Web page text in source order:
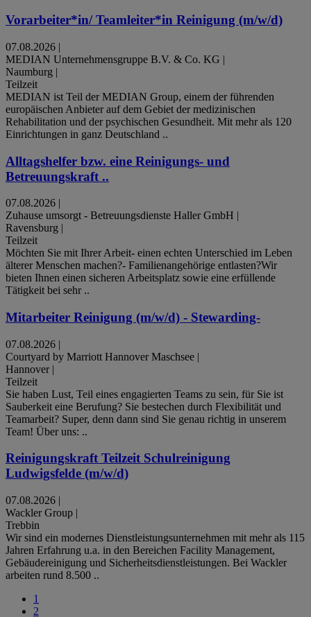
Vorarbeiter*in/ Teamleiter*in Reinigung (m/w/d)
07.08.2026 |
MEDIAN Unternehmensgruppe B.V. & Co. KG |
Naumburg |
Teilzeit
MEDIAN ist Teil der MEDIAN Group, einem der führenden
europäischen Anbieter auf dem Gebiet der medizinischen
Rehabilitation und der psychischen Gesundheit. Mit mehr als 120
Einrichtungen in ganz Deutschland ..
Alltagshelfer bzw. eine Reinigungs- und
Betreuungskraft ..
07.08.2026 |
Zuhause umsorgt - Betreuungsdienste Haller GmbH |
Ravensburg |
Teilzeit
Möchten Sie mit Ihrer Arbeit- einen echten Unterschied im Leben
älterer Menschen machen?- Familienangehörige entlasten?Wir
bieten Ihnen einen sicheren Arbeitsplatz sowie eine erfüllende
Tätigkeit bei sehr ..
Mitarbeiter Reinigung (m/w/d) - Stewarding-
07.08.2026 |
Courtyard by Marriott Hannover Maschsee |
Hannover |
Teilzeit
Sie haben Lust, Teil eines engagierten Teams zu sein, für Sie ist
Sauberkeit eine Berufung? Sie bestechen durch Flexibilität und
Teamarbeit? Super, denn dann sind Sie genau richtig in unserem
Team! Über uns: ..
Reinigungskraft Teilzeit Schulreinigung
Ludwigsfelde (m/w/d)
07.08.2026 |
Wackler Group |
Trebbin
Wir sind ein modernes Dienstleistungsunternehmen mit mehr als 115
Jahren Erfahrung u.a. in den Bereichen Facility Management,
Gebäudereinigung und Sicherheitsdienstleistungen. Bei Wackler
arbeiten rund 8.500 ..
1
2